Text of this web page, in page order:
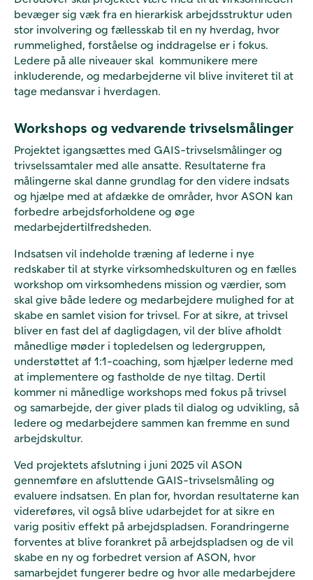
bevæger sig væk fra en hierarkisk arbejdsstruktur uden
stor involvering og fællesskab til en ny hverdag, hvor
rummelighed, forståelse og inddragelse er i fokus.
Ledere på alle niveauer skal kommunikere mere
inkluderende, og medarbejderne vil blive inviteret til at
tage medansvar i hverdagen.
Workshops og vedvarende trivselsmålinger
Projektet igangsættes med GAIS-trivselsmålinger og
trivselssamtaler med alle ansatte. Resultaterne fra
målingerne skal danne grundlag for den videre indsats
og hjælpe med at afdække de områder, hvor ASON kan
forbedre arbejdsforholdene og øge
medarbejdertilfredsheden.
Indsatsen vil indeholde træning af lederne i nye
redskaber til at styrke virksomhedskulturen og en fælles
workshop om virksomhedens mission og værdier, som
skal give både ledere og medarbejdere mulighed for at
skabe en samlet vision for trivsel. For at sikre, at trivsel
bliver en fast del af dagligdagen, vil der blive afholdt
månedlige møder i topledelsen og ledergruppen,
understøttet af 1:1-coaching, som hjælper lederne med
at implementere og fastholde de nye tiltag. Dertil
kommer ni månedlige workshops med fokus på trivsel
og samarbejde, der giver plads til dialog og udvikling, så
ledere og medarbejdere sammen kan fremme en sund
arbejdskultur.
Ved projektets afslutning i juni 2025 vil ASON
gennemføre en afsluttende GAIS-trivselsmåling og
evaluere indsatsen. En plan for, hvordan resultaterne kan
videreføres, vil også blive udarbejdet for at sikre en
varig positiv effekt på arbejdspladsen. Forandringerne
forventes at blive forankret på arbejdspladsen og de vil
skabe en ny og forbedret version af ASON, hvor
samarbejdet fungerer bedre og hvor alle medarbejdere